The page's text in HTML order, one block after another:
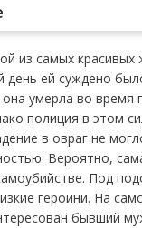
из самых
день ей суждено
умерла во время
полиция в этом
в овраг не
Вероятно,
Под
героини. На
бывший